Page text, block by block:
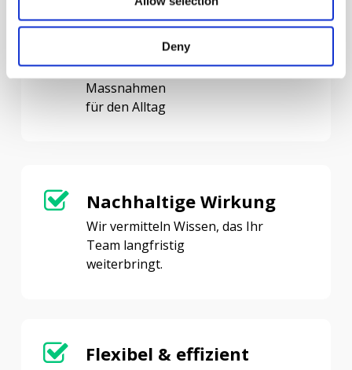
Deny
Sofort umsetzbar
Ihr Team erhält konkrete Hands-on-
Massnahmen
für den Alltag
Nachhaltige Wirkung
Wir vermitteln Wissen, das Ihr
Team langfristig
weiterbringt.
Flexibel & effizient